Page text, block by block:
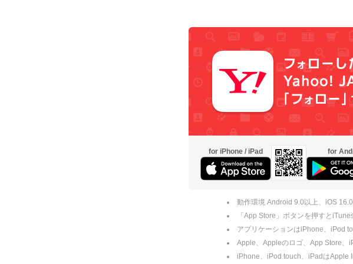
for iPhone / iPad for
動作環境 Android 9.0以上、iOS
「App Store」ボタンを押すと
アプリケーションはiPhone、iPod
Apple、Appleのロゴ、App Store、
iPhone、iPod touch、iPadはApple